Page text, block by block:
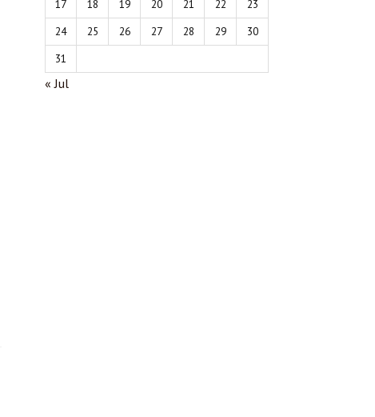
17
18 19 20 21 22
23
24
25 26 27 28 29
30
31
« Jul